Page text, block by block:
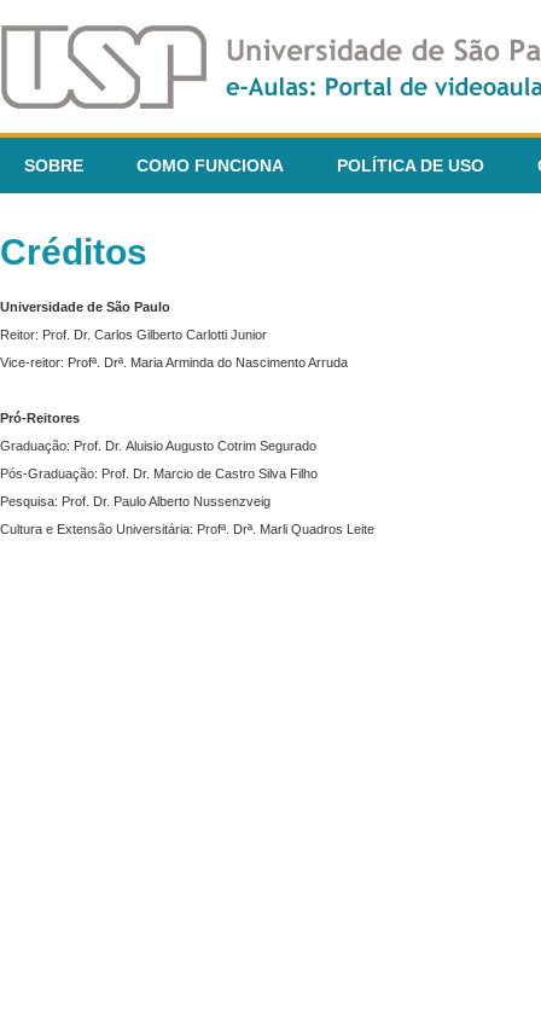
SOBRE COMO FUNCIONA POLÍTICA DE USO
Créditos
Universidade de São Paulo
Reitor: Prof. Dr. Carlos Gilberto Carlotti Junior
Vice-reitor: Profª. Drª. Maria Arminda do Nascimento Arruda
Pró-Reitores
Graduação: Prof. Dr. Aluisio Augusto Cotrim Segurado
Pós-Graduação: Prof. Dr. Marcio de Castro Silva Filho
Pesquisa: Prof. Dr. Paulo Alberto Nussenzveig
Cultura e Extensão Universitária: Profª. Drª. Marli Quadros Leite